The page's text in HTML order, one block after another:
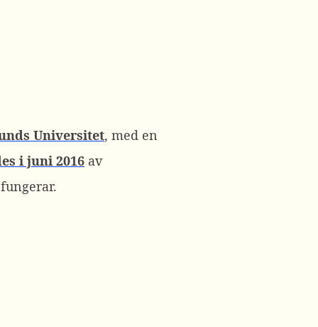
Universitet, med en
i juni 2016 av